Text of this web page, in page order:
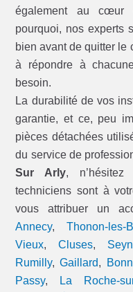
également au cœur
pourquoi, nos experts
bien avant de quitter le
à répondre à
besoin.
La durabilité de vos
garantie, et ce, peu
pièces détachées
du service de
Sur Arly,
techniciens sont à
vous attribuer un
Annecy,Thonon-les-
Vieux, Cluses,
Rumilly,Gaillard,
Passy, La Roche-